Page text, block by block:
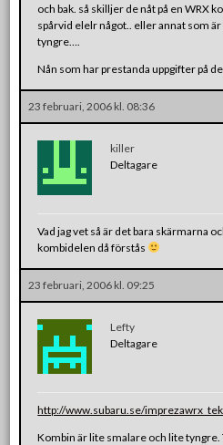
och bak. så skilljer de nåt på en WRX
spårvid elelr något.. eller annat som
tyngre….
Nån som har prestanda uppgifter på
23 februari, 2006 kl. 08:36
killer
Deltagare
Vad jag vet så är det bara skärmarna
kombidelen då förstås
23 februari, 2006 kl. 09:25
Lefty
Deltagare
http://www.subaru.se/
Kombin är lite smalare och lite